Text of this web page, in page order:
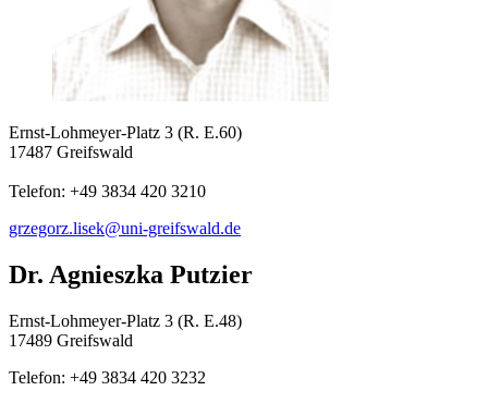
Ernst-Lohmeyer-Platz 3 (R. E.60)
17487 Greifswald
Telefon: +49 3834 420 3210
grzegorz.lisek@uni-greifswald.de
Dr. Agnieszka Putzier
Ernst-Lohmeyer-Platz 3 (R. E.48)
17489 Greifswald
Telefon: +49 3834 420 3232